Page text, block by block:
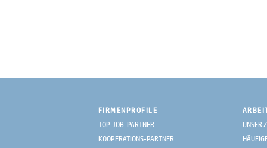
FIRMENPROFILE
TOP-JOB-PARTNER
KOOPERATIONS-PARTNER
UNSER